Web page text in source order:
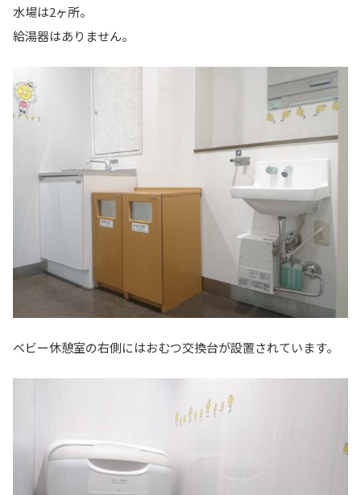
水場は2ヶ所。
給湯器はありません。
ベビー休憩室の右側にはおむつ交換台が設置されています。